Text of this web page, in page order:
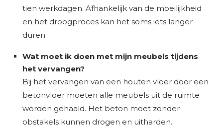
tien werkdagen. Afhankelijk van de moeilijkheid
en het droogproces kan het soms iets langer
duren.
Wat moet ik doen met mijn meubels tijdens
het vervangen?
Bij het vervangen van een houten vloer door een
betonvloer moeten alle meubels uit de ruimte
worden gehaald. Het beton moet zonder
obstakels kunnen drogen en uitharden.